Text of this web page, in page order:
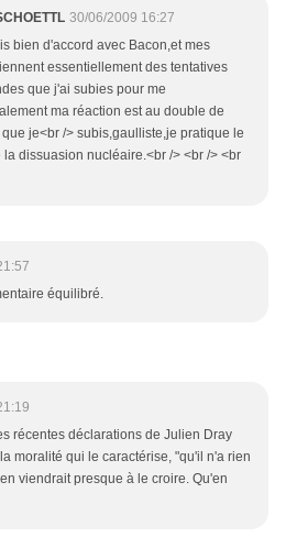
30/06/2009 16:27
bien d'accord avec Bacon,et mes
essentiellement des tentatives
que j'ai subies pour me
ma réaction est au double de
que je<br /> subis,gaulliste,je pratique le
dissuasion nucléaire.<br /> <br /> <br
équilibré.
récentes déclarations de Julien Dray
moralité qui le caractérise, "qu'il n'a rien
viendrait presque à le croire. Qu'en